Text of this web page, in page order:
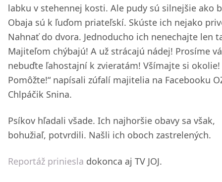
labku v stehennej kosti. Ale pudy sú silnejšie ako
Obaja sú k ľuďom priateľskí. Skúste ich nejako
Nahnať do dvora. Jednoducho ich nenechajte len
Majiteľom chýbajú! A už strácajú nádej! Prosíme
nebuďte ľahostajní k zvieratám! Všímajte si okolie!
Pomôžte!“ napísali zúfalí majitelia na Facebooku
Chlpáčik Snina.
Psíkov hľadali všade. Ich najhoršie obavy sa však,
bohužiaľ, potvrdili. Našli ich oboch zastrelených.
Reportáž priniesla dokonca aj TV JOJ.